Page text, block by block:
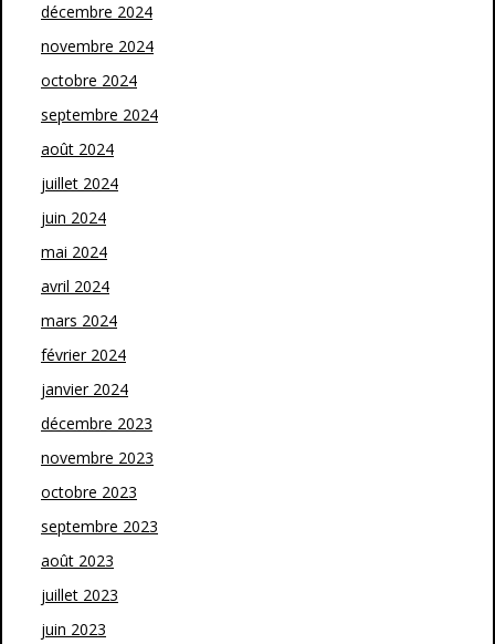
décembre 2024
novembre 2024
octobre 2024
septembre 2024
août 2024
juillet 2024
juin 2024
mai 2024
avril 2024
mars 2024
février 2024
janvier 2024
décembre 2023
novembre 2023
octobre 2023
septembre 2023
août 2023
juillet 2023
juin 2023